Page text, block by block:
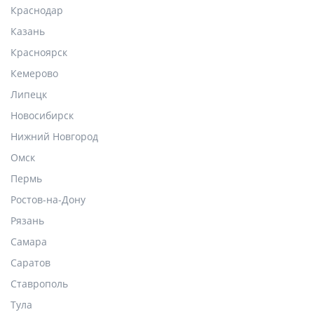
Краснодар
Казань
Красноярск
Кемерово
Липецк
Новосибирск
Нижний Новгород
Омск
Пермь
Ростов-на-Дону
Рязань
Самара
Саратов
Ставрополь
Тула